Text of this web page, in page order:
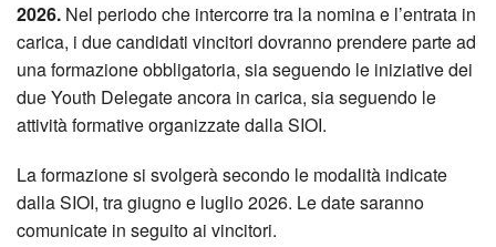
2026. Nel periodo che intercorre tra la nomina e l’entrata in
carica, i due candidati vincitori dovranno prendere parte ad
una formazione obbligatoria, sia seguendo le iniziative dei
due Youth Delegate ancora in carica, sia seguendo le
attività formative organizzate dalla SIOI.
La formazione si svolgerà secondo le modalità indicate
dalla SIOI, tra giugno e luglio 2026. Le date saranno
comunicate in seguito ai vincitori.